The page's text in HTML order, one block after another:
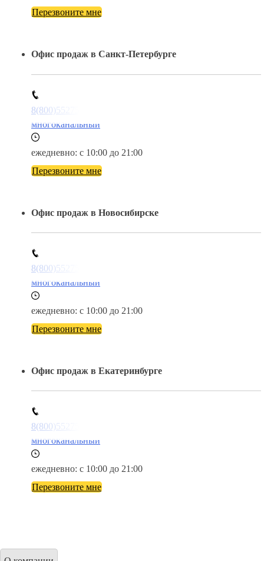
Перезвоните мне
Офис продаж в Санкт-Петербурге
8(800)5527584
многоканальный
ежедневно: с 10:00 до 21:00
Перезвоните мне
Офис продаж в Новосибирске
8(800)5527584
многоканальный
ежедневно: с 10:00 до 21:00
Перезвоните мне
Офис продаж в Екатеринбурге
8(800)5527584
многоканальный
ежедневно: с 10:00 до 21:00
Перезвоните мне